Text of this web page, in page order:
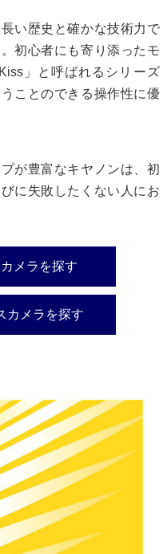
い歴史と確かな技術力で
初心者にも寄り添ったモ
」と呼ばれるシリーズ
ことのできる操作性に優
が豊富なキヤノンは、初
に失敗したくない人にお
メラを探す
カメラを探す